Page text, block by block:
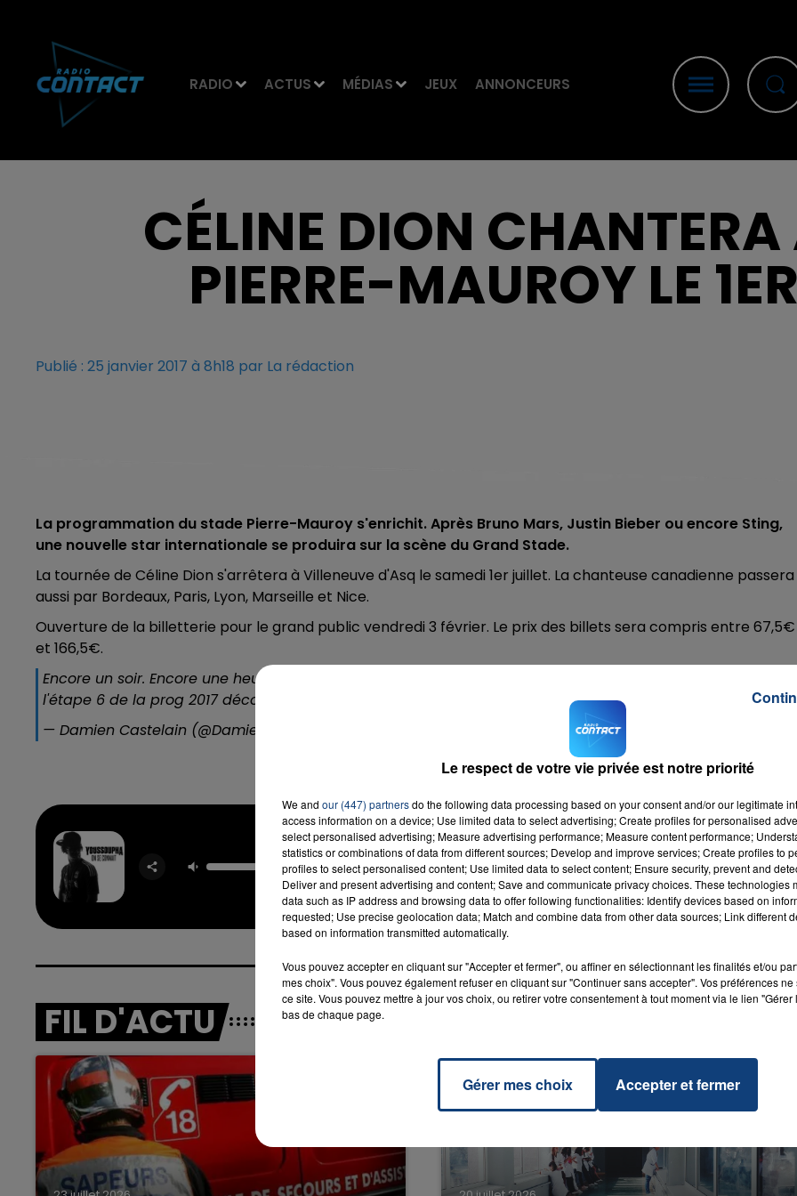
RADIO ACTUS MÉDIAS JEUX ANNONCEURS
7h00 - 12h00
LA TEAM DU WEEK-END
16h00 - 20h00
LA TEAM DU WEEK-END
CÉLINE DION
PIERRE-MAUROY LE
Publié : 25 janvier 2017 à 8h18 par La rédaction
La programmation du stade Pierre-Mauroy s'enrichit. Après Bruno Mars, Justin Bieber ou encore Sting,
une nouvelle star internationale se produira sur la scène du Grand Stade.
La tournée de Céline Dion s'arrêtera à Villeneuve d'Asq le samedi 1er juillet. La chanteuse canadienne passera
aussi par Bordeaux, Paris, Lyon, Marseille et Nice.
Ouverture de la billetterie pour le grand public vendredi 3 février. Le prix des billets sera compris entre 67,5€
et 166,5€.
Encore un soir. Encore une heure. Encore une larme de bonheur...au
l'étape 6 de la prog 2017 décoiffante!
— Damien Castelain (@DamienCastelain)
On Se Connait
YOUSSOUPHA
FEAT. AYNA
RADIO CONTACT
FIL D'ACTU
Le respect de votre vie privée est notre priorité
We and our (447) partnersdo the following data processing based on your consent and/or our legitimate
access information on a device; Use limited data to select advertising; Create profiles for personalised
select personalised advertising; Measure advertising performance; Measure content performance;
statistics or combinations of data from different sources; Develop and improve services; Create profiles to
profiles to select personalised content; Use limited data to select content; Ensure security, prevent and
Deliver and present advertising and content; Save and communicate privacy choices. These technologies
data such as IP address and browsing data to offer following functionalities: Identify devices based on
requested; Use precise geolocation data; Match and combine data from other data sources; Link different
based on information transmitted automatically.
Vous pouvez accepter en cliquant sur "Accepter et fermer", ou affiner en sélectionnant les finalités et/ou
mes choix". Vous pouvez également refuser en cliquant sur "Continuer sans accepter". Vos préférences
ce site. Vous pouvez mettre à jour vos choix, ou retirer votre consentement à tout moment via le lien
bas de chaque page.
Gérer mes choix Accepter et fermer